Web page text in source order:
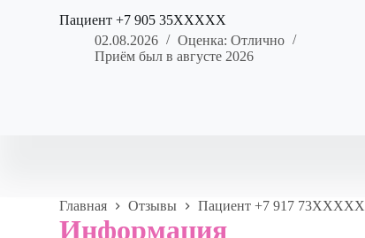
Пациент +7 905 35XXXXX
02.08.2026
Оценка: Отлично
Приём был в августе 2026
Главная Отзывы Пациент +7 917 73XXXXX
Информация